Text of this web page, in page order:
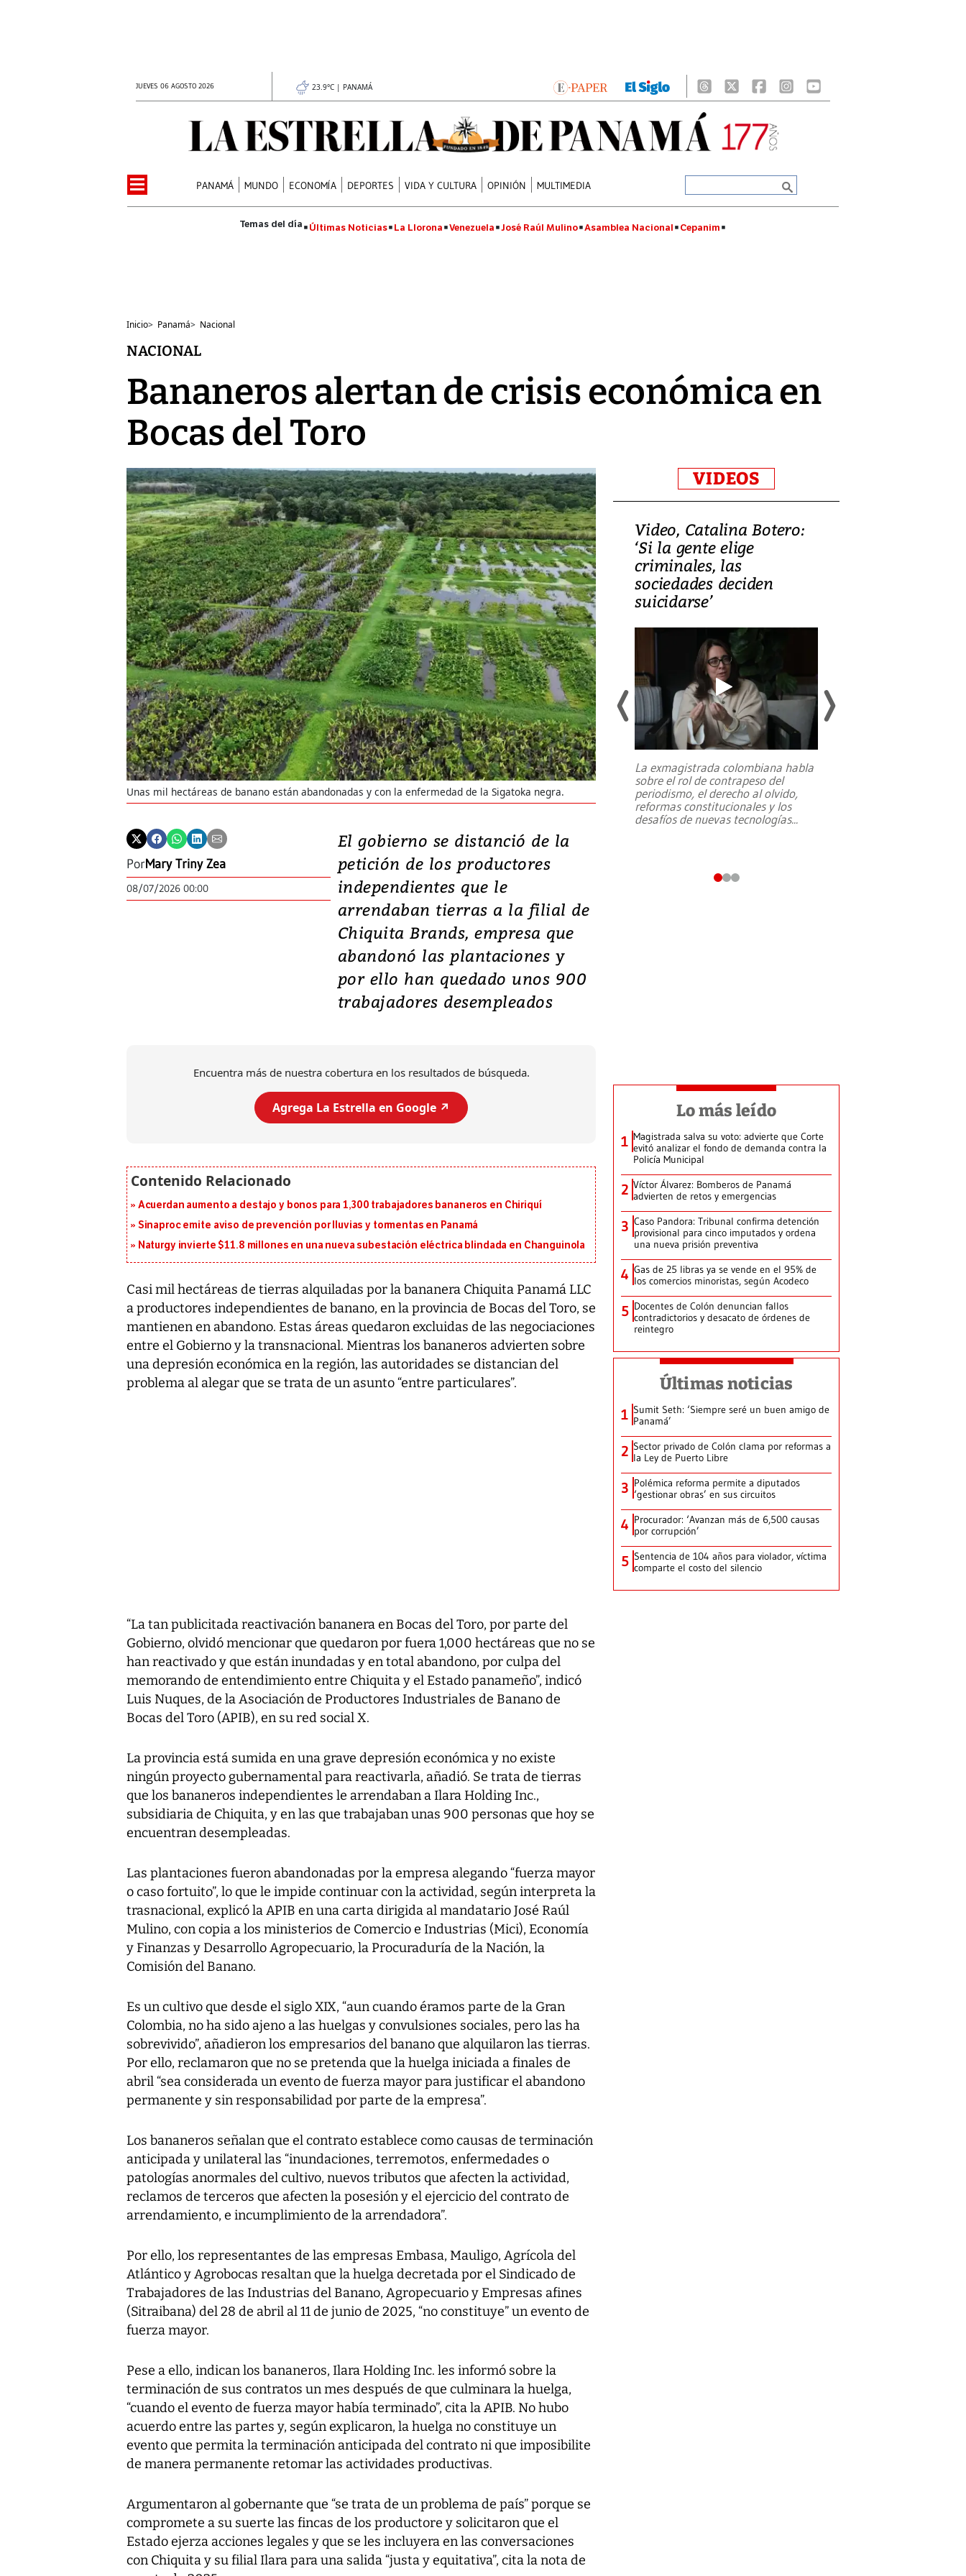
JUEVES 06 AGOSTO 2026 23.9°C | PANAMÁ
PANAMÁ MUNDO ECONOMÍA DEPORTES VIDA Y CULTURA OPINIÓN MULTIMEDIA
Últimas Noticias La Llorona Venezuela José Raúl Mulino Asamblea Nacional Cepanim
Inicio> Panamá> Nacional
NACIONAL
Bananeros alertan de crisis económica en
Bocas del Toro
Unas mil hectáreas de banano están abandonadas y con la enfermedad de la Sigatoka negra.
PorMary Triny Zea
08/07/2026 00:00
El gobierno se distanció de la
petición de los productores
independientes que le
arrendaban tierras a la filial de
Chiquita Brands, empresa que
abandonó las plantaciones y
por ello han quedado unos 900
trabajadores desempleados
Encuentra más de nuestra cobertura en los resultados de búsqueda.
Agrega La Estrella en Google ↗️
Acuerdan aumento a destajo y bonos para 1,300 trabajadores bananeros en Chiriquí
Sinaproc emite aviso de prevención por lluvias y tormentas en Panamá
Naturgy invierte $11.8 millones en una nueva subestación eléctrica blindada en Changuinola
Casi mil hectáreas de tierras alquiladas por la bananera Chiquita Panamá LLC
a productores independientes de banano, en la provincia de Bocas del Toro, se
mantienen en abandono. Estas áreas quedaron excluidas de las negociaciones
entre el Gobierno y la transnacional. Mientras los bananeros advierten sobre
una depresión económica en la región, las autoridades se distancian del
problema al alegar que se trata de un asunto “entre particulares”.
“La tan publicitada reactivación bananera en Bocas del Toro, por parte del
Gobierno, olvidó mencionar que quedaron por fuera 1,000 hectáreas que no se
han reactivado y que están inundadas y en total abandono, por culpa del
memorando de entendimiento entre Chiquita y el Estado panameño”, indicó
Luis Nuques, de la Asociación de Productores Industriales de Banano de
Bocas del Toro (APIB), en su red social X.
La provincia está sumida en una grave depresión económica y no existe
ningún proyecto gubernamental para reactivarla, añadió. Se trata de tierras
que los bananeros independientes le arrendaban a Ilara Holding Inc.,
subsidiaria de Chiquita, y en las que trabajaban unas 900 personas que hoy se
encuentran desempleadas.
Las plantaciones fueron abandonadas por la empresa alegando “fuerza mayor
o caso fortuito”, lo que le impide continuar con la actividad, según interpreta la
trasnacional, explicó la APIB en una carta dirigida al mandatario José Raúl
Mulino, con copia a los ministerios de Comercio e Industrias (Mici), Economía
y Finanzas y Desarrollo Agropecuario, la Procuraduría de la Nación, la
Comisión del Banano.
Es un cultivo que desde el siglo XIX, “aun cuando éramos parte de la Gran
Colombia, no ha sido ajeno a las huelgas y convulsiones sociales, pero las ha
sobrevivido”, añadieron los empresarios del banano que alquilaron las tierras.
Por ello, reclamaron que no se pretenda que la huelga iniciada a finales de
abril “sea considerada un evento de fuerza mayor para justificar el abandono
permanente y sin responsabilidad por parte de la empresa”.
Los bananeros señalan que el contrato establece como causas de terminación
anticipada y unilateral las “inundaciones, terremotos, enfermedades o
patologías anormales del cultivo, nuevos tributos que afecten la actividad,
reclamos de terceros que afecten la posesión y el ejercicio del contrato de
arrendamiento, e incumplimiento de la arrendadora”.
Por ello, los representantes de las empresas Embasa, Mauligo, Agrícola del
Atlántico y Agrobocas resaltan que la huelga decretada por el Sindicado de
Trabajadores de las Industrias del Banano, Agropecuario y Empresas afines
(Sitraibana) del 28 de abril al 11 de junio de 2025, “no constituye” un evento de
fuerza mayor.
Pese a ello, indican los bananeros, Ilara Holding Inc. les informó sobre la
terminación de sus contratos un mes después de que culminara la huelga,
“cuando el evento de fuerza mayor había terminado”, cita la APIB. No hubo
acuerdo entre las partes y, según explicaron, la huelga no constituye un
evento que permita la terminación anticipada del contrato ni que imposibilite
de manera permanente retomar las actividades productivas.
Argumentaron al gobernante que “se trata de un problema de país” porque se
compromete a su suerte las fincas de los productore y solicitaron que el
Estado ejerza acciones legales y que se les incluyera en las conversaciones
con Chiquita y su filial Ilara para una salida “justa y equitativa”, cita la nota de
VIDEOS
Video, Japón: Terremoto
deja heridos y graves
daños en Kumamoto
Un fuerte terremoto de magnitud
7,1 se registró este martes 28 de
julio en la prefectura de Kumamoto,
al sur de Japón, provocando una
emergencia de gran...
Video, Catalina Botero:
‘Si la gente elige
criminales, las
sociedades deciden
suicidarse’
La exmagistrada colombiana habla
sobre el rol de contrapeso del
periodismo, el derecho al olvido,
reformas constitucionales y los
desafíos de nuevas tecnologías...
Lo más leído
1 Magistrada salva su voto: advierte que Corte
evitó analizar el fondo de demanda contra la
Policía Municipal
2 Víctor Álvarez: Bomberos de Panamá
advierten de retos y emergencias
3 Caso Pandora: Tribunal confirma detención
provisional para cinco imputados y ordena
una nueva prisión preventiva
4 Gas de 25 libras ya se vende en el 95% de
los comercios minoristas, según Acodeco
5 Docentes de Colón denuncian fallos
contradictorios y desacato de órdenes de
reintegro
Últimas noticias
1 Sumit Seth: ‘Siempre seré un buen amigo de
Panamá’
2 Sector privado de Colón clama por reformas a
la Ley de Puerto Libre
3 Polémica reforma permite a diputados
‘gestionar obras’ en sus circuitos
4 Procurador: ‘Avanzan más de 6,500 causas
por corrupción’
5 Sentencia de 104 años para violador, víctima
comparte el costo del silencio